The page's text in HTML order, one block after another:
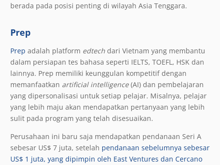
berada pada posisi penting di wilayah Asia Tenggara.
Prep
Prep adalah platform edtech dari Vietnam yang membantu
dalam persiapan tes bahasa seperti IELTS, TOEFL, HSK dan
lainnya. Prep memiliki keunggulan kompetitif dengan
memanfaatkan artificial intelligence(AI) dan pembelajaran
yang dipersonalisasi untuk setiap pelajar. Misalnya, pelajar
yang lebih maju akan mendapatkan pertanyaan yang lebih
sulit pada program yang telah disesuaikan.
Perusahaan ini baru saja mendapatkan pendanaan Seri A
sebesar US$ 7 juta, setelah pendanaan sebelumnya sebesar
US$ 1 juta, yang dipimpin oleh East Ventures dan Cercano